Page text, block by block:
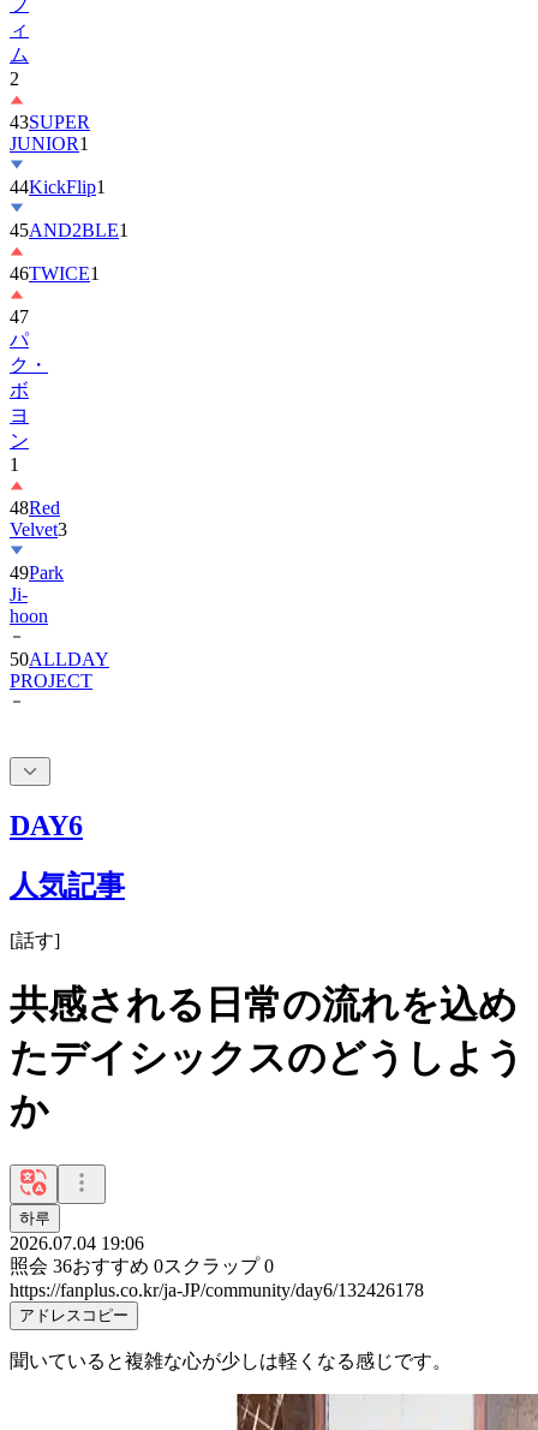
ム
2
43
JUNIOR
44KickFlip
45AND2BLE
46TWICE1
47
パ
ク・
ボ
ヨ
ン
1
48
Velvet
49Park
Ji-
hoon
50ALLDAY
PROJECT
DAY6
人気記事
[話す]
共感される日常の流れを込め
たデイシックスのどうしよう
か
하루
2026.07.04 19:06
照会 36おすすめ 0スクラップ 0
https://fanplus.co.kr/ja-JP/community/day6/132426178
アドレスコピー
聞いていると複雑な心が少しは軽くなる感じです。